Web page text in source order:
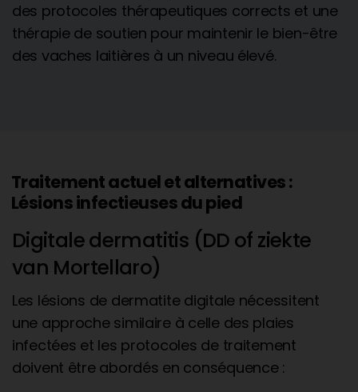
des protocoles thérapeutiques corrects et une
thérapie de soutien pour maintenir le bien-être
des vaches laitières à un niveau élevé.
Traitement actuel et alternatives :
Lésions infectieuses du pied
Digitale dermatitis (DD of ziekte
van Mortellaro)
Les lésions de dermatite digitale nécessitent
une approche similaire à celle des plaies
infectées et les protocoles de traitement
doivent être abordés en conséquence :